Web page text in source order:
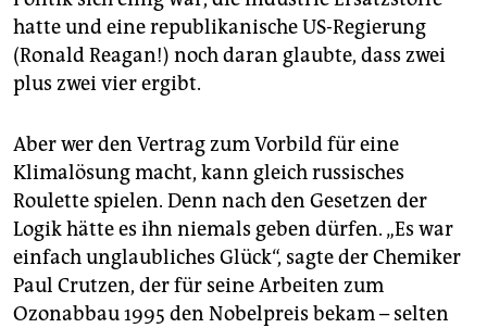
hatte und eine republikanische US-Regierung
(Ronald Reagan!) noch daran glaubte, dass zwei
plus zwei vier ergibt.
Aber wer den Vertrag zum Vorbild für eine
Klimalösung macht, kann gleich russisches
Roulette spielen. Denn nach den Gesetzen der
Logik hätte es ihn niemals geben dürfen. „Es war
einfach unglaubliches Glück“, sagte der Chemiker
Paul Crutzen, der für seine Arbeiten zum
Ozonabbau 1995 den Nobelpreis bekam – selten